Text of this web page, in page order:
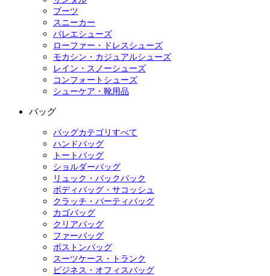
ブーツ
スニーカー
バレエシューズ
ローファー・ドレスシューズ
モカシン・カジュアルシューズ
レイン・スノーシューズ
コンフォートシューズ
シューケア・靴用品
バッグ
バッグカテゴリすべて
ハンドバッグ
トートバッグ
ショルダーバッグ
リュック・バックパック
ボディバッグ・サコッシュ
クラッチ・パーティバッグ
カゴバッグ
クリアバッグ
ファーバッグ
ボストンバッグ
スーツケース・トランク
ビジネス・オフィスバッグ